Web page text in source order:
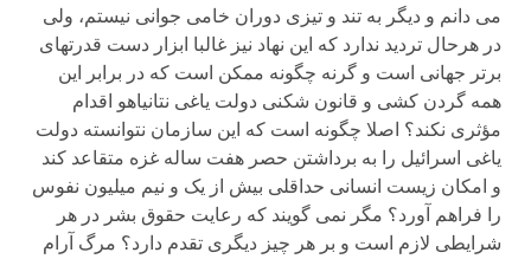
می دانم و دیگر به تند و تیزی دوران خامی جوانی نیستم، ولی
در هرحال تردید ندارد که این نهاد نیز غالبا ابزار دست قدرتهای
برتر جهانی است و گرنه چگونه ممکن است که در برابر این
همه گردن کشی و قانون شکنی دولت یاغی نتانیاهو اقدام
مؤثری نکند؟ اصلا چگونه است که این سازمان نتوانسته دولت
یاغی اسرائیل را به برداشتن حصر هفت ساله غزه متقاعد کند
و امکان زیست انسانی حداقلی بیش از یک و نیم میلیون نفوس
را فراهم آورد؟ مگر نمی گویند که رعایت حقوق بشر در هر
شرایطی لازم است و بر هر چیز دیگری تقدم دارد؟ مرگ آرام